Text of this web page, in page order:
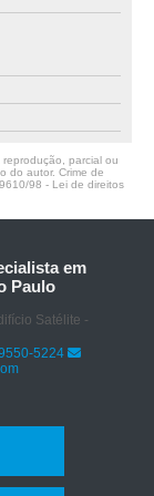
parcial ou
do autor. Crime de
98 - Lei de direitos
em
Paulo
Satélite -
5224